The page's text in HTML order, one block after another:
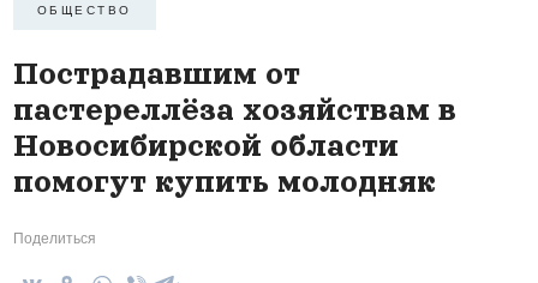
ОБЩЕСТВО
Пострадавшим от
пастереллёза хозяйствам в
Новосибирской области
помогут купить молодняк
Поделиться